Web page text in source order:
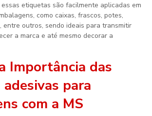
etiquetas são facilmente aplicadas em
como caixas, frascos, potes,
entre outros, sendo ideais para transmitir
a marca e até mesmo decorar a
Importância das
para
com a MS